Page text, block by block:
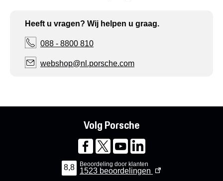
Heeft u vragen? Wij helpen u graag.
088 - 8800 810
webshop@nl.porsche.com
Volg Porsche
8,8 Beoordeling door klanten
1523 beoordelingen